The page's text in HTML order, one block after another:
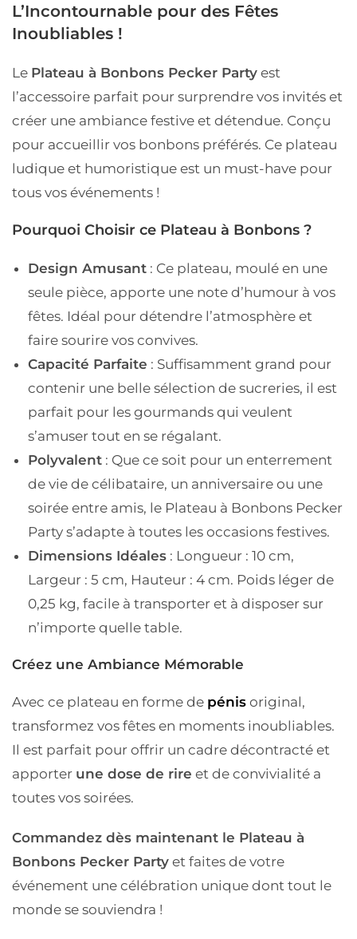
L’Incontournable pour des Fêtes
Inoubliables !
Le Plateau à Bonbons Pecker Party est
l’accessoire parfait pour surprendre vos invités et
créer une ambiance festive et détendue. Conçu
pour accueillir vos bonbons préférés. Ce plateau
ludique et humoristique est un must-have pour
tous vos événements !
Pourquoi Choisir ce Plateau à Bonbons ?
Design Amusant : Ce plateau, moulé en une
seule pièce, apporte une note d’humour à vos
fêtes. Idéal pour détendre l’atmosphère et
faire sourire vos convives.
Capacité Parfaite : Suffisamment grand pour
contenir une belle sélection de sucreries, il est
parfait pour les gourmands qui veulent
s’amuser tout en se régalant.
Polyvalent : Que ce soit pour un enterrement
de vie de célibataire, un anniversaire ou une
soirée entre amis, le Plateau à Bonbons Pecker
Party s’adapte à toutes les occasions festives.
Dimensions Idéales : Longueur : 10 cm,
Largeur : 5 cm, Hauteur : 4 cm. Poids léger de
0,25 kg, facile à transporter et à disposer sur
n’importe quelle table.
Créez une Ambiance Mémorable
Avec ce plateau en forme de pénis original,
transformez vos fêtes en moments inoubliables.
Il est parfait pour offrir un cadre décontracté et
apporter une dose de rire et de convivialité a
toutes vos soirées.
Commandez dès maintenant le Plateau à
Bonbons Pecker Party et faites de votre
événement une célébration unique dont tout le
monde se souviendra !